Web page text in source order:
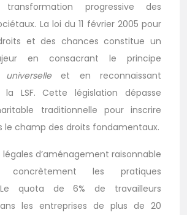
progressive des
La loi du 11 février 2005 pour
et des chances constitue un
en consacrant le principe
universelleet en reconnaissant
la LSF. Cette législation dépasse
traditionnelle pour inscrire
le champ des droits fondamentaux.
légales d’aménagement raisonnable
concrètement les pratiques
Le quota de 6% de travailleurs
les entreprises de plus de 20